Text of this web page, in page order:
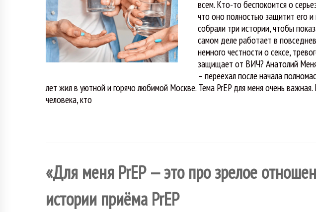
всем. Кто-то беспокоится о
что оно полностью защитит его
собрали три истории, чтобы
самом деле работает в
немного честности о сексе,
защищает от ВИЧ? Анатолий
– переехал после начала
лет жил в уютной и горячо любимой Москве. Тема PrEP для меня очень
человека, кто
«Для меня PrEP — это про зрелое
истории приёма PrEP